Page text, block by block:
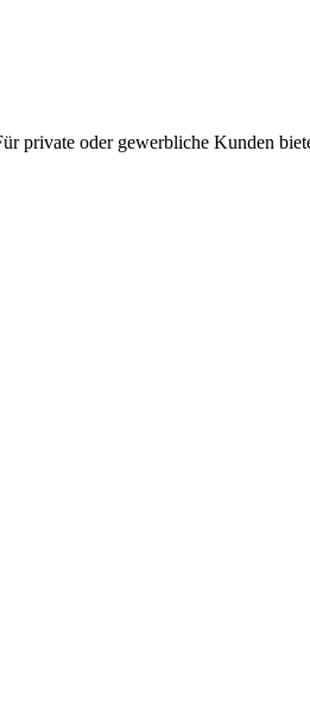
private oder gewerbliche Kunden